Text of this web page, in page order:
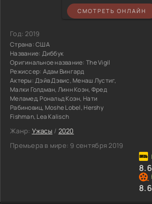
СМОТРЕТЬ ОНЛАЙН
Год:2019
Страна:США
Название: Диббук
Оригинальное название: The Vigil
Режиссер: Адам Вингард
Актеры:Дэйв Дэвис, Менаш Лустиг,
Малки Голдман, Линн Коэн, Фред
Меламед, Рональд Коэн, Нати
Рабиновиц, Moshe Lobel, Hershy
Fishman, Lea Kalisch
Жанр: Ужасы / 2020
Премьера в мире: 9 сентября 2019
8.6
8.6